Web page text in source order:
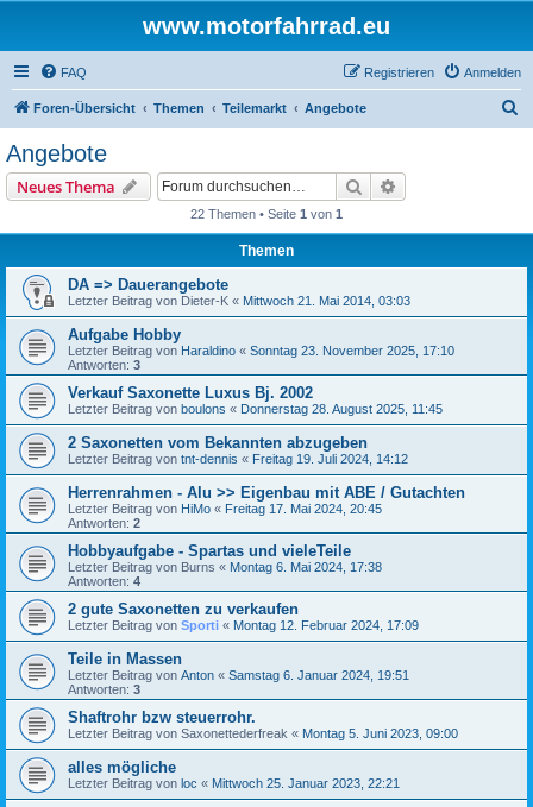
www.motorfahrrad.eu
FAQ Anmelden
Registrieren
Foren-Übersicht Themen Teilemarkt Angebote
Angebote
Neues Thema Suche
22 Themen • Seite 1 von 1
Themen
DA => Dauerangebote
Letzter Beitrag von Dieter-K « Mittwoch 21. Mai 2014, 03:03
Aufgabe Hobby
Letzter Beitrag von Haraldino « Sonntag 23. November 2025, 17:10
Antworten: 3
Verkauf Saxonette Luxus Bj. 2002
Letzter Beitrag von boulons « Donnerstag 28. August 2025, 11:45
2 Saxonetten vom Bekannten abzugeben
Letzter Beitrag von tnt-dennis « Freitag 19. Juli 2024, 14:12
Herrenrahmen - Alu >> Eigenbau mit ABE / Gutachten
Letzter Beitrag von HiMo « Freitag 17. Mai 2024, 20:45
Antworten: 2
Hobbyaufgabe - Spartas und vieleTeile
Letzter Beitrag von Burns « Montag 6. Mai 2024, 17:38
Antworten: 4
2 gute Saxonetten zu verkaufen
Letzter Beitrag von Sporti « Montag 12. Februar 2024, 17:09
Teile in Massen
Letzter Beitrag von Anton « Samstag 6. Januar 2024, 19:51
Antworten: 3
Shaftrohr bzw steuerrohr.
Letzter Beitrag von Saxonettederfreak « Montag 5. Juni 2023, 09:00
alles mögliche
Letzter Beitrag von loc « Mittwoch 25. Januar 2023, 22:21